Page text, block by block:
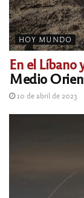
HOY MUNDO
En el Líbano
Medio
10 de abril de 2023